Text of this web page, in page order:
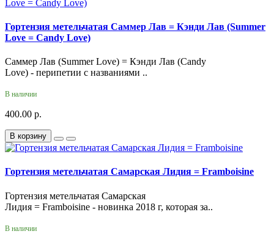
Гортензия метельчатая Саммер Лав = Кэнди Лав (Summer
Love = Candy Love)
Саммер Лав (Summer Love) = Кэнди Лав (Candy
Love) - перипетии с названиями ..
В наличии
400.00 р.
В корзину
Гортензия метельчатая Самарская Лидия = Framboisine
Гортензия метельчатая Самарская
Лидия = Framboisine - новинка 2018 г, которая за..
В наличии